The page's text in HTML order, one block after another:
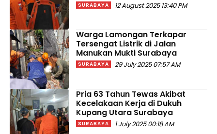
SURABAYA 12 August 2025 13:40 PM
Warga Lamongan Terkapar
Tersengat Listrik di Jalan
Manukan Mukti Surabaya
SURABAYA 29 July 2025 07:57 AM
Pria 63 Tahun Tewas Akibat
Kecelakaan Kerja di Dukuh
Kupang Utara Surabaya
SURABAYA 1 July 2025 00:18 AM